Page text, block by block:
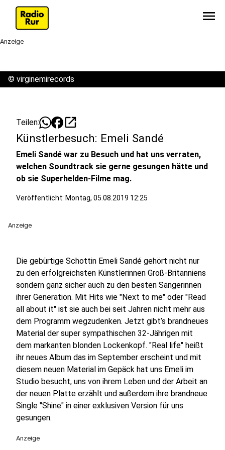
menu
Anzeige
© virginemirecords
Teilen: open_in_new
Künstlerbesuch: Emeli Sandé
Emeli Sandé war zu Besuch und hat uns verraten,
welchen Soundtrack sie gerne gesungen hätte und
ob sie Superhelden-Filme mag.
Veröffentlicht: Montag, 05.08.2019 12:25
Anzeige
Die gebürtige Schottin Emeli Sandé gehört nicht nur
zu den erfolgreichsten Künstlerinnen Groß-Britanniens
sondern ganz sicher auch zu den besten Sängerinnen
ihrer Generation. Mit Hits wie "Next to me" oder "Read
all about it" ist sie auch bei seit Jahren nicht mehr aus
dem Programm wegzudenken. Jetzt gibt’s brandneues
Material der super sympathischen 32-Jährigen mit
dem markanten blonden Lockenkopf. "Real life" heißt
ihr neues Album das im September erscheint und mit
diesem neuen Material im Gepäck hat uns Emeli im
Studio besucht, uns von ihrem Leben und der Arbeit an
der neuen Platte erzählt und außerdem ihre brandneue
Single "Shine" in einer exklusiven Version für uns
gesungen.
Anzeige